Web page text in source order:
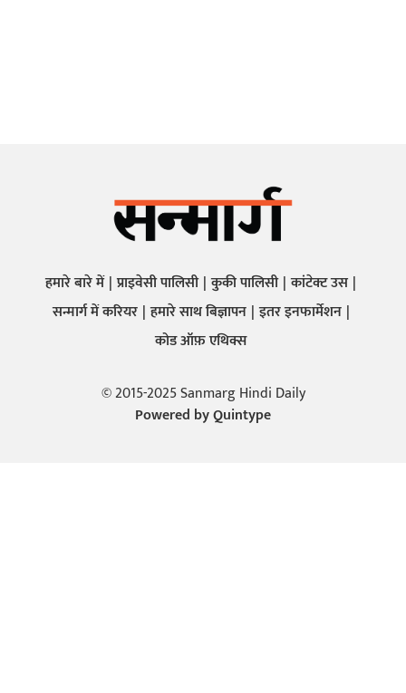
हमारे बारे में प्राइवेसी पालिसी कुकी पालिसी कांटेक्ट उस
सन्मार्ग में करियर हमारे साथ बिज्ञापन इतर इनफार्मेशन
कोड ऑफ़ एथिक्स
© 2015-2025 Sanmarg Hindi Daily
Powered byQuintype